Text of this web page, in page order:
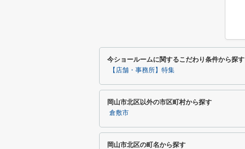
今ショールームに関するこだわり条件から探す
【店舗・事務所】特集
岡山市北区以外の市区町村から探す
倉敷市
岡山市北区の町名から探す